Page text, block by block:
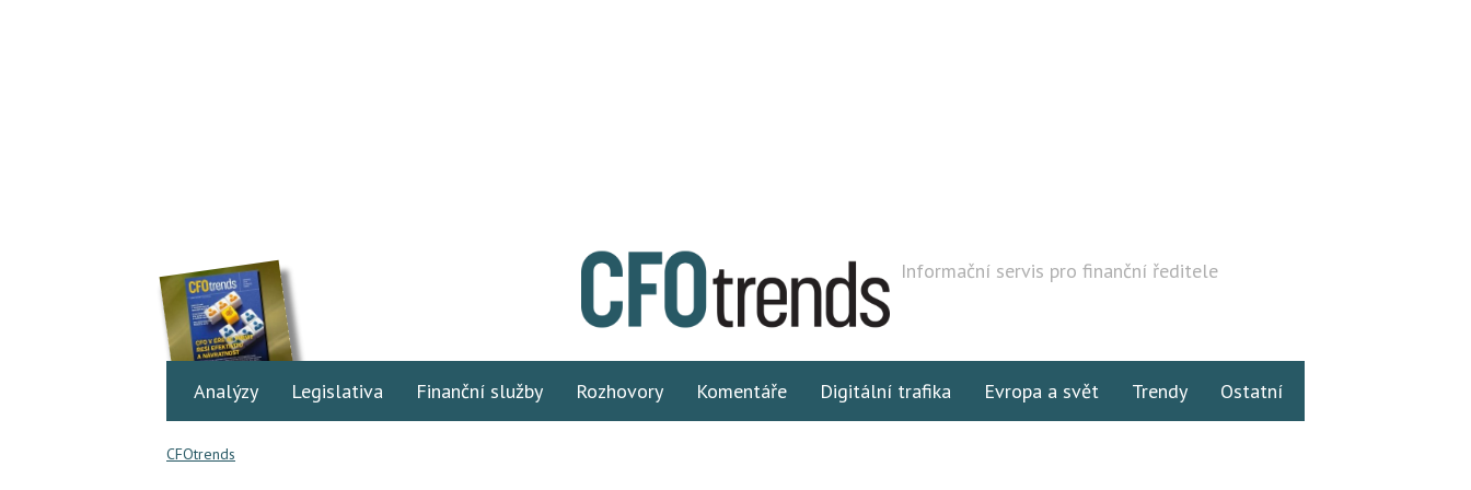
Informační servis pro finanční ředitele
Analýzy Legislativa Finanční služby Rozhovory Komentáře Digitální trafika Evropa a svět Trendy Ostatní
CFOtrends